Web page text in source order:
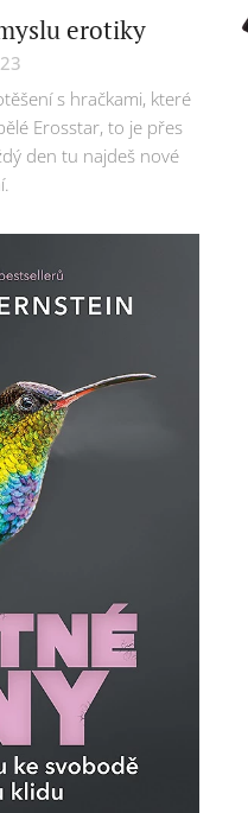
erotiky
s hračkami, které
Erosstar, to je přes
den tu najdeš nové